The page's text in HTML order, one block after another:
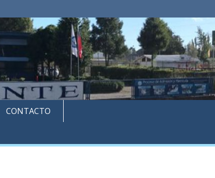
CONTACTO